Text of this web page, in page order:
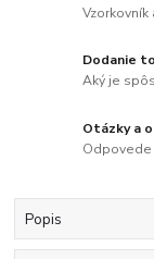
Dodanie
Aký je
Otázky a
Odpovede
Popis